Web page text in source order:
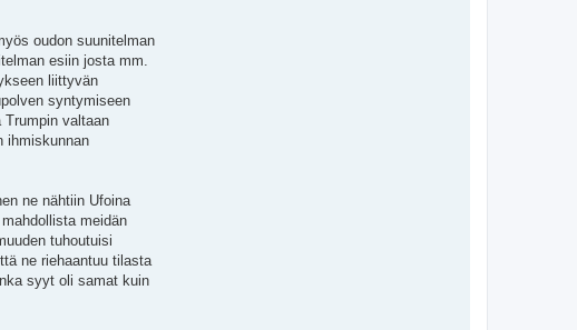
oudon suunitelman
esiin josta mm.
liittyvän
syntymiseen
valtaan
ihmiskunnan
ne nähtiin Ufoina
meidän
tuhoutuisi
ne riehaantuu tilasta
syyt oli samat kuin